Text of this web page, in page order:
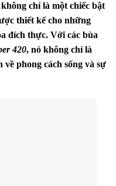
chỉ là một chiếc bật
thiết kế cho những
đích thực. Với các bùa
420, nó không chỉ là
về phong cách sống và sự